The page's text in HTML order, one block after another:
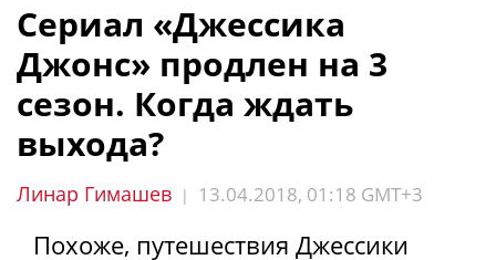
Сериал «Джессика
Джонс» продлен на 3
сезон. Когда ждать
выхода?
Линар Гимашев | 13.04.2018, 01:18 GMT+3
Похоже, путешествия Джессики